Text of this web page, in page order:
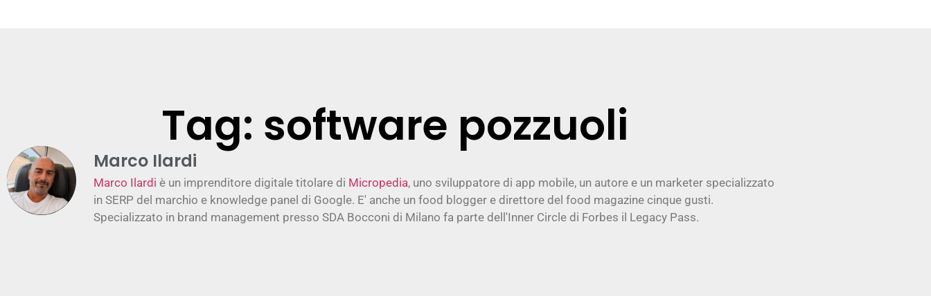
Tag: software pozzuoli
Marco Ilardi
Marco Ilardi è un imprenditore digitale titolare di Micropedia, uno sviluppatore di app mobile, un autore e un marketer specializzato
in SERP del marchio e knowledge panel di Google. E' anche un food blogger e direttore del food magazine cinque gusti.
Specializzato in brand management presso SDA Bocconi di Milano fa parte dell'Inner Circle di Forbes il Legacy Pass.